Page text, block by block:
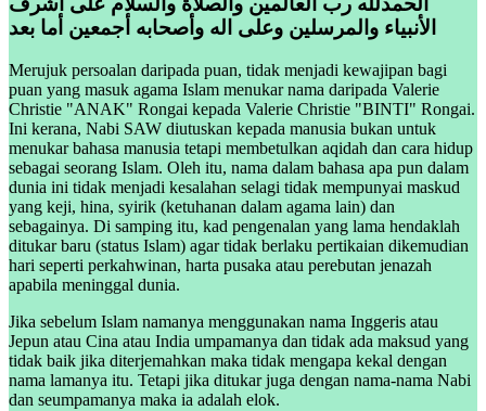
الأنبياء والمرسلين وعلى اله وأصحابه أجمعين أما بعد
Merujuk persoalan daripada puan, tidak menjadi kewajipan bagi
puan yang masuk agama Islam menukar nama daripada Valerie
Christie "ANAK" Rongai kepada Valerie Christie "BINTI" Rongai.
Ini kerana, Nabi SAW diutuskan kepada manusia bukan untuk
menukar bahasa manusia tetapi membetulkan aqidah dan cara hidup
sebagai seorang Islam. Oleh itu, nama dalam bahasa apa pun dalam
dunia ini tidak menjadi kesalahan selagi tidak mempunyai maskud
yang keji, hina, syirik (ketuhanan dalam agama lain) dan
sebagainya. Di samping itu, kad pengenalan yang lama hendaklah
ditukar baru (status Islam) agar tidak berlaku pertikaian dikemudian
hari seperti perkahwinan, harta pusaka atau perebutan jenazah
apabila meninggal dunia.
Jika sebelum Islam namanya menggunakan nama Inggeris atau
Jepun atau Cina atau India umpamanya dan tidak ada maksud yang
tidak baik jika diterjemahkan maka tidak mengapa kekal dengan
nama lamanya itu. Tetapi jika ditukar juga dengan nama-nama Nabi
dan seumpamanya maka ia adalah elok.